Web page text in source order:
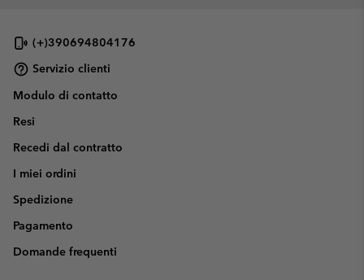
(+)390694804176
Servizio clienti
Modulo di contatto
Resi
Recedi dal contratto
I miei ordini
Spedizione
Pagamento
Domande frequenti